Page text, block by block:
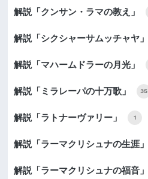
解説「クンサン・ラマの教え」
解説「シクシャーサムッチャヤ」
解説「マハームドラーの月光」
解説「ミラレーパの十万歌」 35
解説「ラトナーヴァリー」 1
解説「ラーマクリシュナの生涯」
解説「ラーマクリシュナの福音」